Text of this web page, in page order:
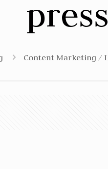
Content Marketing /